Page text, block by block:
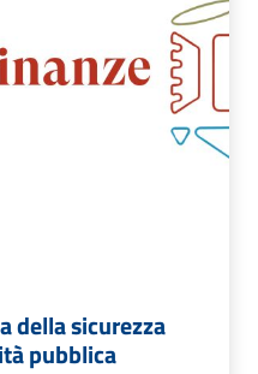
della sicurezza
pubblica